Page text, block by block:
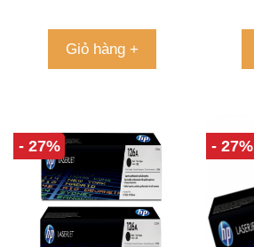
Giỏ hàng +
- 27% - 27%